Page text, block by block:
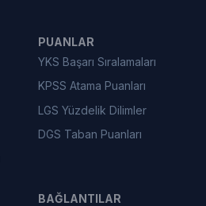
PUANLAR
YKS Başarı Sıralamaları
KPSS Atama Puanları
LGS Yüzdelik Dilimler
DGS Taban Puanları
BAĞLANTILAR